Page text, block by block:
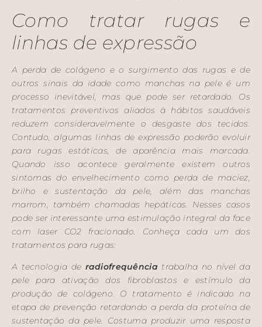
Como tratar rugas e
linhas de expressão
A perda de colágeno e o surgimento das rugas e de
outros sinais da idade como manchas na pele é um
processo inevitável, mas que pode ser retardado. Os
tratamentos preventivos aliados à hábitos saudáveis
reduzem consideravelmente o desgaste dos tecidos.
Contudo, algumas linhas de expressão poderão evoluir
para rugas estáticas, de aparência mais marcada.
Quando isso acontece geralmente existem outros
sintomas do envelhecimento como perda de maciez,
brilho e sustentação da pele, além das manchas
marrom, também chamadas hepáticas. Nesses casos
pode ser interessante uma estimulação integral da face
com laser CO2 fracionado. Conheça cada um dos
tratamentos para rugas:
A tecnologia de radiofrequência trabalha no nível da
pele para ativação dos fibroblastos e estímulo da
produção de colágeno. O tratamento é indicado na
etapa de prevenção retardando a perda da proteína de
sustentação da pele. Costuma produzir uma resposta